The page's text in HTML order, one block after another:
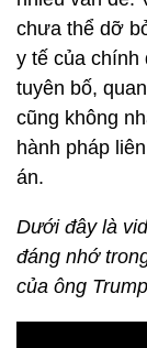
chưa thể dỡ
y tế của chính
tuyên bố,
cũng không
hành pháp
án.
Dưới đây là
đáng nhớ
của ông